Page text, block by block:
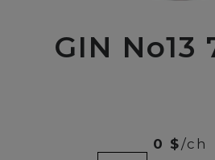
GIN No13
0 $/ch